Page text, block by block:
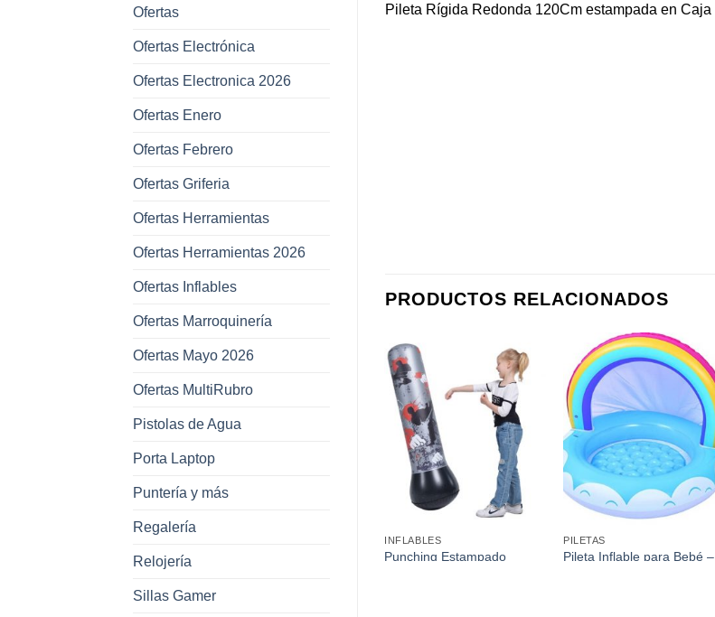
Ofertas
Ofertas Electrónica
Ofertas Electronica 2026
Ofertas Enero
Ofertas Febrero
Ofertas Griferia
Ofertas Herramientas
Ofertas Herramientas 2026
Ofertas Inflables
Ofertas Marroquinería
Ofertas Mayo 2026
Ofertas MultiRubro
Pistolas de Agua
Porta Laptop
Puntería y más
Regalería
Relojería
Sillas Gamer
Pileta Rígida Redonda 120Cm estampada en Caja
PRODUCTOS RELACIONADOS
Añadir a
favoritos
INFLABLES
Punching Estampado
Añadir a
favoritos
PILETAS
Pileta Inflable para Bebé –
favoritos
Bracitos Flotadores
55Cm